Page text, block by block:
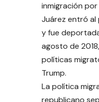
inmigración
Juárez entró al
y fue
agosto de
políticas
Trump.
La política
republicano